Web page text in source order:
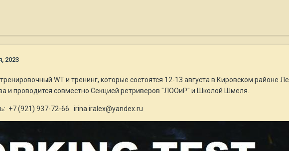
2023
WT и тренинг, которые состоятся 12-13 августа в Кировском районе
и проводится совместно Секцией ретриверов "ЛООиР" и Школой Шмеля.
+7 (921) 937-72-66 irina.iralex@yandex.ru